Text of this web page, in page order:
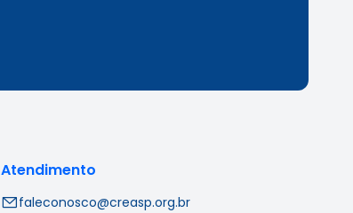
Atendimento
faleconosco@creasp.org.br